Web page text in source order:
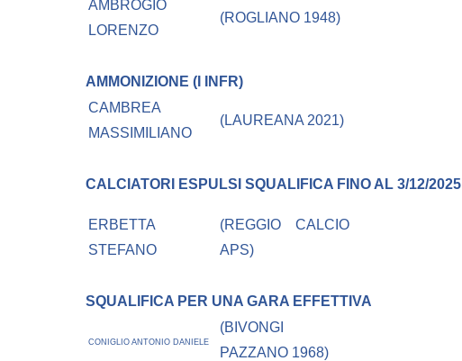
AMBROGIO
LORENZO
(ROGLIANO 1948)
AMMONIZIONE (I INFR)
CAMBREA
MASSIMILIANO
(LAUREANA 2021)
CALCIATORI ESPULSI SQUALIFICA FINO AL 3/12/2025
ERBETTA
STEFANO
(REGGIO CALCIO
APS)
SQUALIFICA PER UNA GARA EFFETTIVA
CONIGLIO ANTONIO DANIELE
(BIVONGI
PAZZANO 1968)